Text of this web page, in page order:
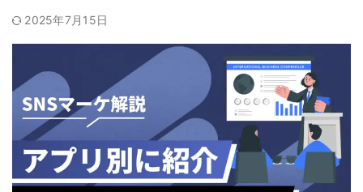
2025年7月15日